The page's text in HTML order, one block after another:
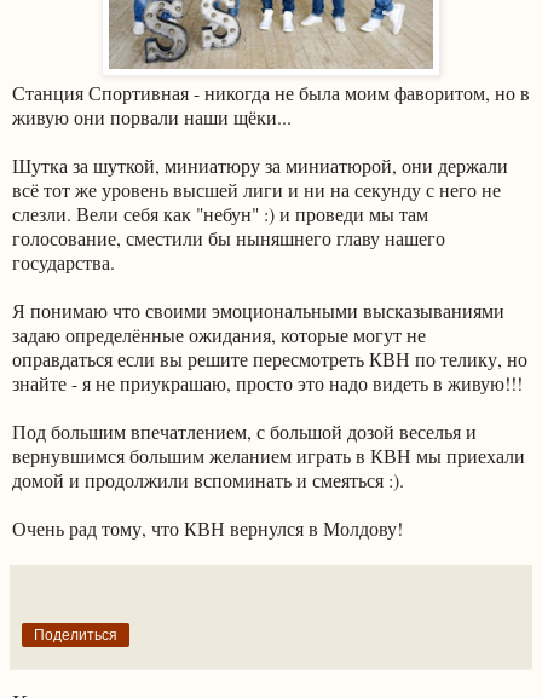
Станция Спортивная - никогда не была моим фаворитом, но в
живую они порвали наши щёки...
Шутка за шуткой, миниатюру за миниатюрой, они держали
всё тот же уровень высшей лиги и ни на секунду с него не
слезли. Вели себя как "небун" :) и проведи мы там
голосование, сместили бы ныняшнего главу нашего
государства.
Я понимаю что своими эмоциональными высказываниями
задаю определённые ожидания, которые могут не
оправдаться если вы решите пересмотреть КВН по телику, но
знайте - я не приукрашаю, просто это надо видеть в живую!!!
Под большим впечатлением, с большой дозой веселья и
вернувшимся большим желанием играть в КВН мы приехали
домой и продолжили вспоминать и смеяться :).
Очень рад тому, что КВН вернулся в Молдову!
Поделиться